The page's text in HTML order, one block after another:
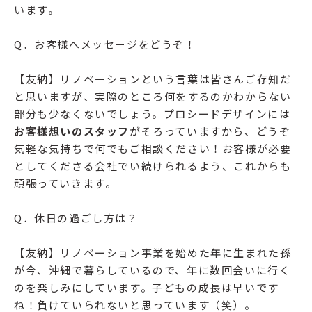
います。
Q．お客様へメッセージをどうぞ！
【友納】リノベーションという言葉は皆さんご存知だ
と思いますが、実際のところ何をするのかわからない
部分も少なくないでしょう。プロシードデザインには
お客様想いのスタッフがそろっていますから、どうぞ
気軽な気持ちで何でもご相談ください！お客様が必要
としてくださる会社でい続けられるよう、これからも
頑張っていきます。
Q．休日の過ごし方は？
【友納】リノベーション事業を始めた年に生まれた孫
が今、沖縄で暮らしているので、年に数回会いに行く
のを楽しみにしています。子どもの成長は早いです
ね！負けていられないと思っています（笑）。